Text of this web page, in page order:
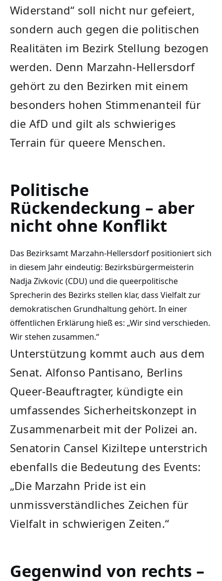
Widerstand“ soll nicht nur gefeiert,
sondern auch gegen die politischen
Realitäten im Bezirk Stellung bezogen
werden. Denn Marzahn-Hellersdorf
gehört zu den Bezirken mit einem
besonders hohen Stimmenanteil für
die AfD und gilt als schwieriges
Terrain für queere Menschen.
Politische
Rückendeckung – aber
nicht ohne Konflikt
Das Bezirksamt Marzahn-Hellersdorf positioniert sich
in diesem Jahr eindeutig: Bezirksbürgermeisterin
Nadja Zivkovic (CDU) und die queerpolitische
Sprecherin des Bezirks stellen klar, dass Vielfalt zur
demokratischen Grundhaltung gehört. In einer
öffentlichen Erklärung hieß es: „Wir sind verschieden.
Wir stehen zusammen.“
Unterstützung kommt auch aus dem
Senat. Alfonso Pantisano, Berlins
Queer-Beauftragter, kündigte ein
umfassendes Sicherheitskonzept in
Zusammenarbeit mit der Polizei an.
Senatorin Cansel Kiziltepe unterstrich
ebenfalls die Bedeutung des Events:
„Die Marzahn Pride ist ein
unmissverständliches Zeichen für
Vielfalt in schwierigen Zeiten.“
Gegenwind von rechts –